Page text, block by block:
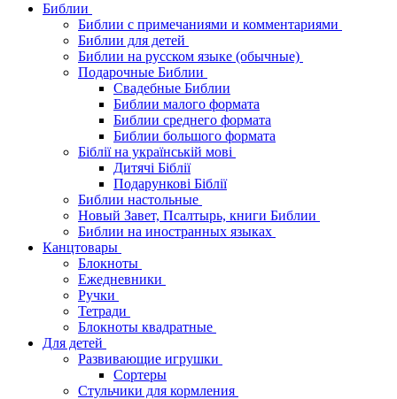
Библии
Библии с примечаниями и комментариями
Библии для детей
Библии на русском языке (обычные)
Подарочные Библии
Свадебные Библии
Библии малого формата
Библии среднего формата
Библии большого формата
Біблії на українській мові
Дитячі Біблії
Подарункові Біблії
Библии настольные
Новый Завет, Псалтырь, книги Библии
Библии на иностранных языках
Канцтовары
Блокноты
Ежедневники
Ручки
Тетради
Блокноты квадратные
Для детей
Развивающие игрушки
Сортеры
Стульчики для кормления